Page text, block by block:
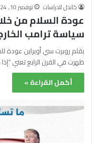
كاندل للدراسات نوفمبر 10, 2024
عودة السلام من
سياسة ترامب
بقلم روبرت سي أوبراين عودة
ظهرت في القرن الرابع تعني
أكمل القراءة »